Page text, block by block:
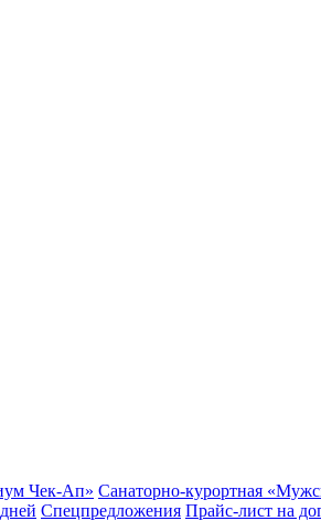
Чек-Ап» Санаторно-курортная
Спецпредложения Прайс-лист на